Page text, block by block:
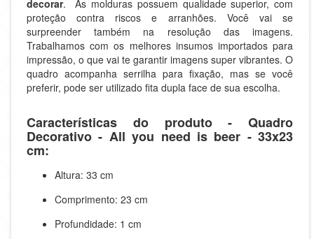
decorar. As molduras possuem qualidade superior, com
proteção contra riscos e arranhões. Você vai se
surpreender também na resolução das imagens.
Trabalhamos com os melhores insumos importados para
impressão, o que vai te garantir imagens super vibrantes. O
quadro acompanha serrilha para fixação, mas se você
preferir, pode ser utilizado fita dupla face de sua escolha.
Características do produto - Quadro
Decorativo - All you need is beer - 33x23
cm:
Altura: 33 cm
Comprimento: 23 cm
Profundidade: 1 cm